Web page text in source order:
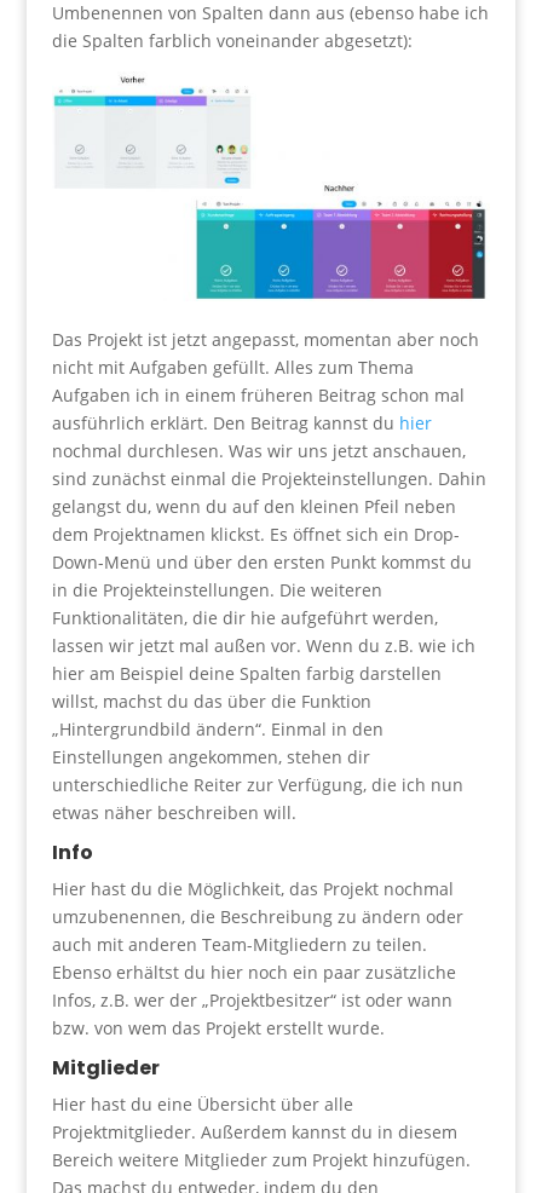
Umbenennen von Spalten dann aus (ebenso habe ich
die Spalten farblich voneinander abgesetzt):
Das Projekt ist jetzt angepasst, momentan aber noch
nicht mit Aufgaben gefüllt. Alles zum Thema
Aufgaben ich in einem früheren Beitrag schon mal
ausführlich erklärt. Den Beitrag kannst du hier
nochmal durchlesen. Was wir uns jetzt anschauen,
sind zunächst einmal die Projekteinstellungen. Dahin
gelangst du, wenn du auf den kleinen Pfeil neben
dem Projektnamen klickst. Es öffnet sich ein Drop-
Down-Menü und über den ersten Punkt kommst du
in die Projekteinstellungen. Die weiteren
Funktionalitäten, die dir hie aufgeführt werden,
lassen wir jetzt mal außen vor. Wenn du z.B. wie ich
hier am Beispiel deine Spalten farbig darstellen
willst, machst du das über die Funktion
„Hintergrundbild ändern“. Einmal in den
Einstellungen angekommen, stehen dir
unterschiedliche Reiter zur Verfügung, die ich nun
etwas näher beschreiben will.
Info
Hier hast du die Möglichkeit, das Projekt nochmal
umzubenennen, die Beschreibung zu ändern oder
auch mit anderen Team-Mitgliedern zu teilen.
Ebenso erhältst du hier noch ein paar zusätzliche
Infos, z.B. wer der „Projektbesitzer“ ist oder wann
bzw. von wem das Projekt erstellt wurde.
Mitglieder
Hier hast du eine Übersicht über alle
Projektmitglieder. Außerdem kannst du in diesem
Bereich weitere Mitglieder zum Projekt hinzufügen.
Das machst du entweder, indem du den